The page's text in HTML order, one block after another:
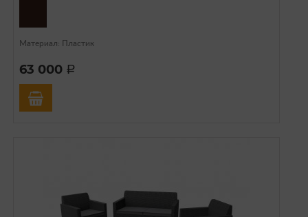
Материал: Пластик
63 000 a